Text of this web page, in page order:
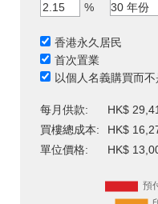
%
香港永久居民
首次置業
以個人名義購買而不
每月供款:
HK$
買樓總成本:
HK$
單位價格:
HK$